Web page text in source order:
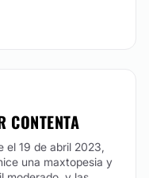
CONTENTA
el 19 de abril 2023,
una maxtopesia y